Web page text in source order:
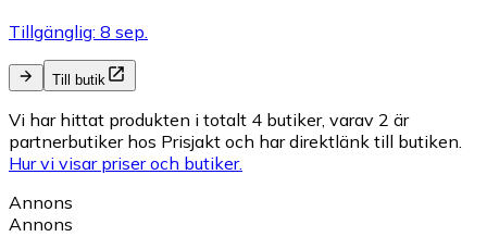
Tillgänglig: 8 sep.
Till butik
Vi har hittat produkten i totalt 4 butiker, varav 2 är
partnerbutiker hos Prisjakt och har direktlänk till butiken.
Hur vi visar priser och butiker.
Annons
Annons